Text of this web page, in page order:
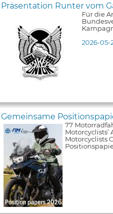
Präsentation Runter vom
Für die
2026-05-
Gemeinsame
77
Motorcyclists